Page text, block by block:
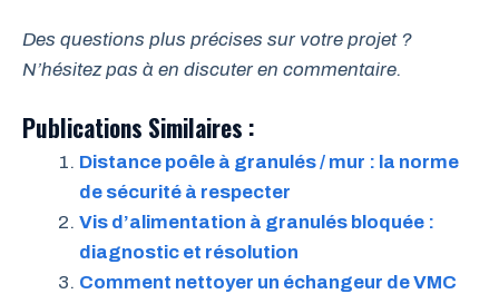
Des questions plus précises sur votre projet ?
N’hésitez pas à en discuter en commentaire.
Publications Similaires :
Distance poêle à granulés / mur : la norme
de sécurité à respecter
Vis d’alimentation à granulés bloquée :
diagnostic et résolution
Comment nettoyer un échangeur de VMC